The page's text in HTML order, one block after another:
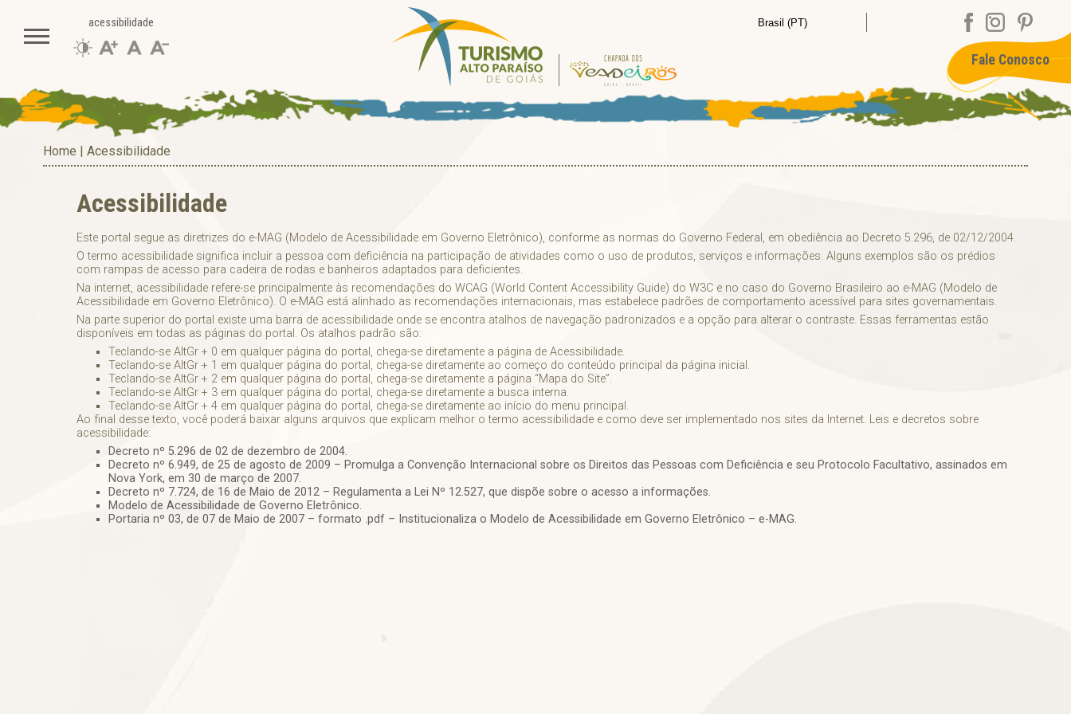
Fale Conosco
acessibilidade
Home | Acessibilidade
Acessibilidade
Este portal segue as diretrizes do e-MAG (Modelo de Acessibilidade em Governo Eletrônico), conforme as normas do Governo Federal, em obediência ao Decreto 5.296, de 02/12/2004.
O termo acessibilidade significa incluir a pessoa com deficiência na participação de atividades como o uso de produtos, serviços e informações. Alguns exemplos são os prédios
com rampas de acesso para cadeira de rodas e banheiros adaptados para deficientes.
Na internet, acessibilidade refere-se principalmente às recomendações do WCAG (World Content Accessibility Guide) do W3C e no caso do Governo Brasileiro ao e-MAG (Modelo de
Acessibilidade em Governo Eletrônico). O e-MAG está alinhado as recomendações internacionais, mas estabelece padrões de comportamento acessível para sites governamentais.
Na parte superior do portal existe uma barra de acessibilidade onde se encontra atalhos de navegação padronizados e a opção para alterar o contraste. Essas ferramentas estão
disponíveis em todas as páginas do portal. Os atalhos padrão são:
Teclando-se AltGr + 0 em qualquer página do portal, chega-se diretamente a página de Acessibilidade.
Teclando-se AltGr + 1 em qualquer página do portal, chega-se diretamente ao começo do conteúdo principal da página inicial.
Teclando-se AltGr + 2 em qualquer página do portal, chega-se diretamente a página “Mapa do Site”.
Teclando-se AltGr + 3 em qualquer página do portal, chega-se diretamente a busca interna.
Teclando-se AltGr + 4 em qualquer página do portal, chega-se diretamente ao início do menu principal.
Ao final desse texto, você poderá baixar alguns arquivos que explicam melhor o termo acessibilidade e como deve ser implementado nos sites da Internet. Leis e decretos sobre
acessibilidade:
Decreto nº 5.296 de 02 de dezembro de 2004.
Decreto nº 6.949, de 25 de agosto de 2009 – Promulga a Convenção Internacional sobre os Direitos das Pessoas com Deficiência e seu Protocolo Facultativo, assinados em
Nova York, em 30 de março de 2007.
Decreto nº 7.724, de 16 de Maio de 2012 – Regulamenta a Lei Nº 12.527, que dispõe sobre o acesso a informações.
Modelo de Acessibilidade de Governo Eletrônico.
Portaria nº 03, de 07 de Maio de 2007 – formato .pdf – Institucionaliza o Modelo de Acessibilidade em Governo Eletrônico – e-MAG.